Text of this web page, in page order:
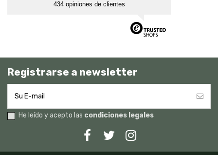
434 opiniones de clientes
Registrarse a newsletter
He leído y acepto las condiciones legales